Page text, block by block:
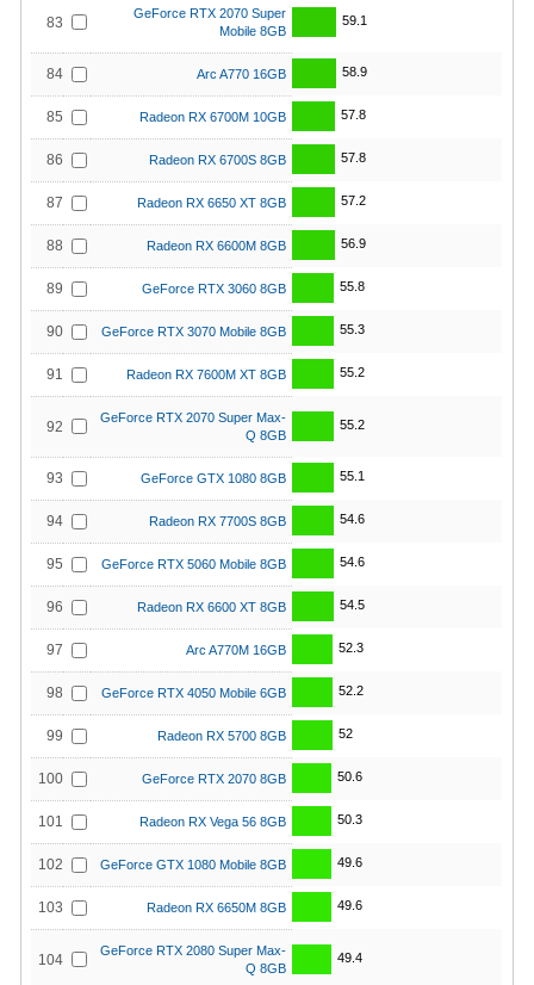
83
GeForce RTX 2070 Super
Mobile 8GB
59.1
84 Arc A770 16GB 58.9
85 Radeon RX 6700M 10GB 57.8
86 Radeon RX 6700S 8GB 57.8
87 Radeon RX 6650 XT 8GB 57.2
88 Radeon RX 6600M 8GB 56.9
89 GeForce RTX 3060 8GB 55.8
90 GeForce RTX 3070 Mobile 8GB 55.3
91 Radeon RX 7600M XT 8GB 55.2
92
GeForce RTX 2070 Super Max-
Q 8GB
55.2
93 GeForce GTX 1080 8GB 55.1
94 Radeon RX 7700S 8GB 54.6
95 GeForce RTX 5060 Mobile 8GB 54.6
96 Radeon RX 6600 XT 8GB 54.5
97 Arc A770M 16GB 52.3
98 GeForce RTX 4050 Mobile 6GB 52.2
99 Radeon RX 5700 8GB 52
100 GeForce RTX 2070 8GB 50.6
101 Radeon RX Vega 56 8GB 50.3
102 GeForce GTX 1080 Mobile 8GB 49.6
103 Radeon RX 6650M 8GB 49.6
104
GeForce RTX 2080 Super Max-
Q 8GB
49.4